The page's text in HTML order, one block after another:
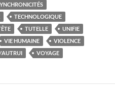
TECHNOLOGIQUE
TUTELLE
UNIFIE
VIE HUMAINE
VIOLENCE
VOYAGE